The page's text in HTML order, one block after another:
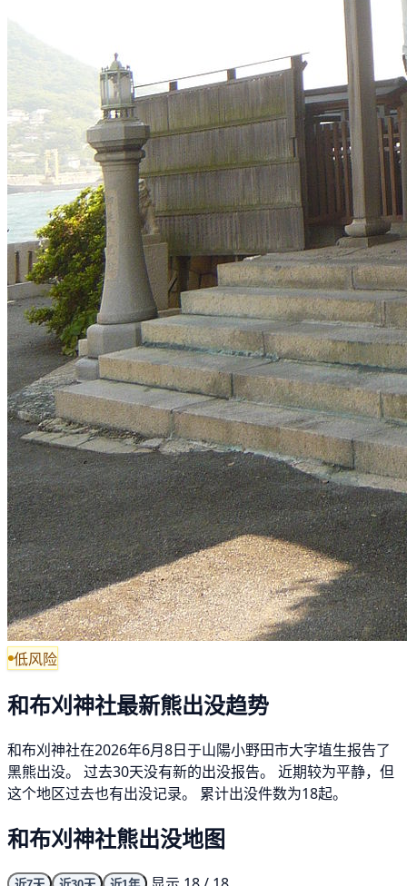
低风险
和布刈神社最新熊出没趋势
和布刈神社在2026年6月8日于山陽小野田市大字埴生报告了
黑熊出没。 过去30天没有新的出没报告。 近期较为平静，但
这个地区过去也有出没记录。 累计出没件数为18起。
和布刈神社熊出没地图